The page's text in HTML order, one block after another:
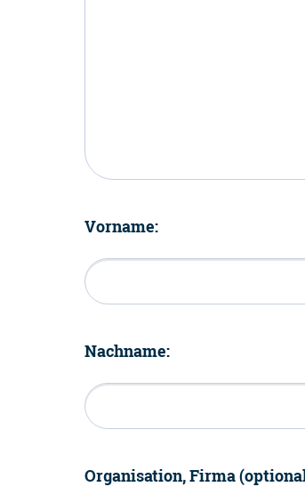
Vorname:
Nachname:
Organisation, Firma